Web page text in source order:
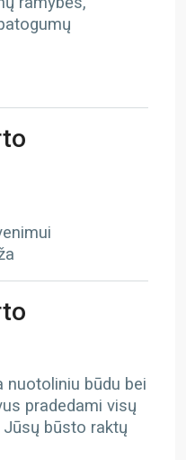
nuotoliniu būdu bei
pradedami visų
būsto raktų